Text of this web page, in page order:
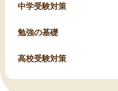
中学受験対策
勉強の基礎
高校受験対策